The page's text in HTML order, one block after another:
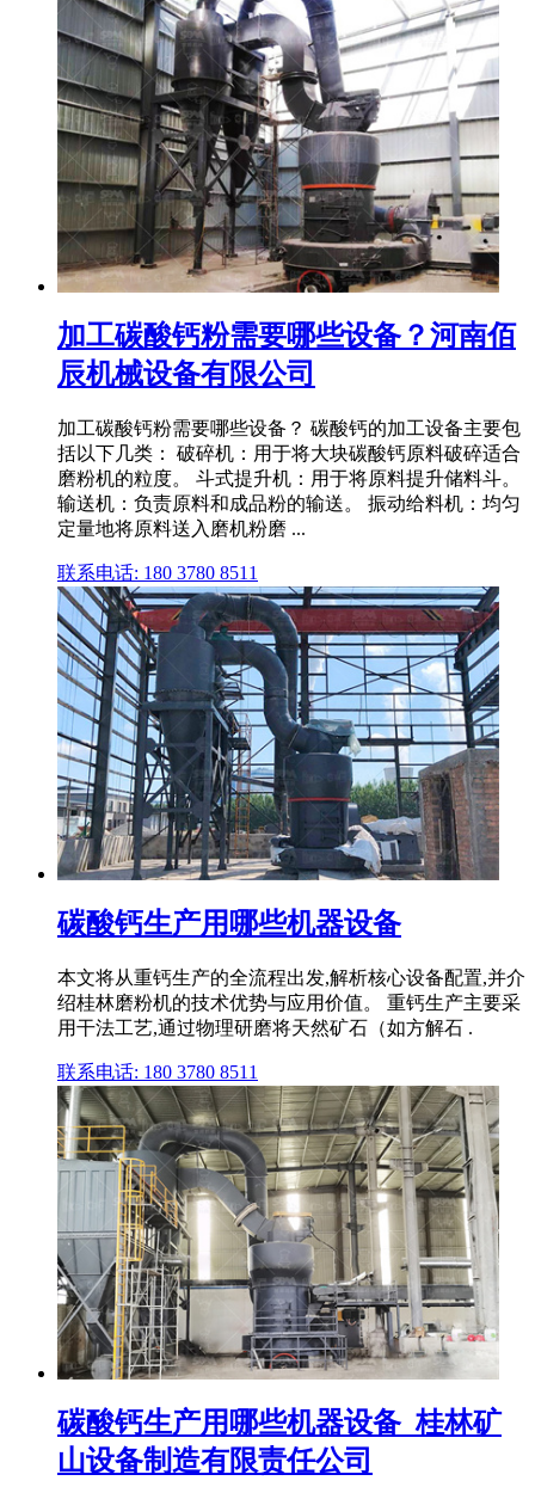
加工碳酸钙粉需要哪些设备？河南佰
辰机械设备有限公司
加工碳酸钙粉需要哪些设备？ 碳酸钙的加工设备主要包
括以下几类： 破碎机：用于将大块碳酸钙原料破碎适合
磨粉机的粒度。 斗式提升机：用于将原料提升储料斗。
输送机：负责原料和成品粉的输送。 振动给料机：均匀
定量地将原料送入磨机粉磨 ...
联系电话: 180 3780 8511
碳酸钙生产用哪些机器设备
本文将从重钙生产的全流程出发,解析核心设备配置,并介
绍桂林磨粉机的技术优势与应用价值。 重钙生产主要采
用干法工艺,通过物理研磨将天然矿石（如方解石 .
联系电话: 180 3780 8511
碳酸钙生产用哪些机器设备_桂林矿
山设备制造有限责任公司